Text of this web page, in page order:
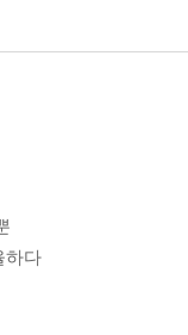
하다